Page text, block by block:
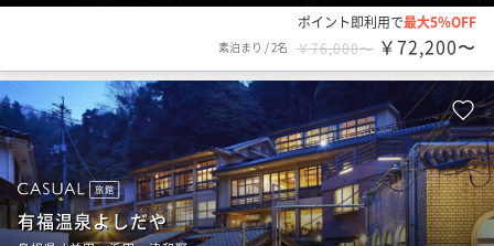
ポイント即利用で最大5％OFF
素泊まり /2名 ￥76,000〜 ￥72,200〜
旅館
有福温泉よしだや